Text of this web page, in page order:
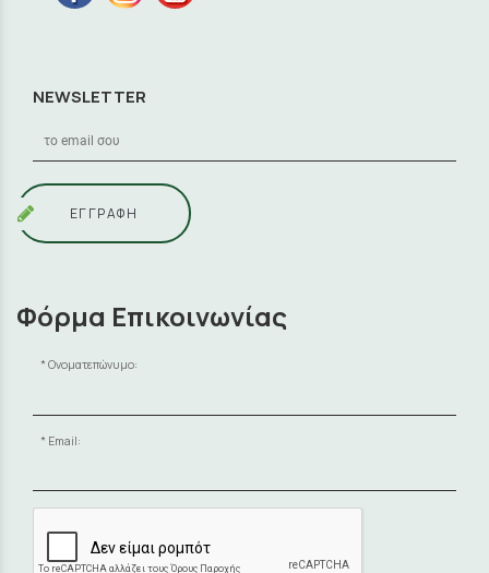
NEWSLETTER
ΕΓΓΡΑΦΗ
Φόρμα Επικοινωνίας
Ονοματεπώνυμο:
Email: